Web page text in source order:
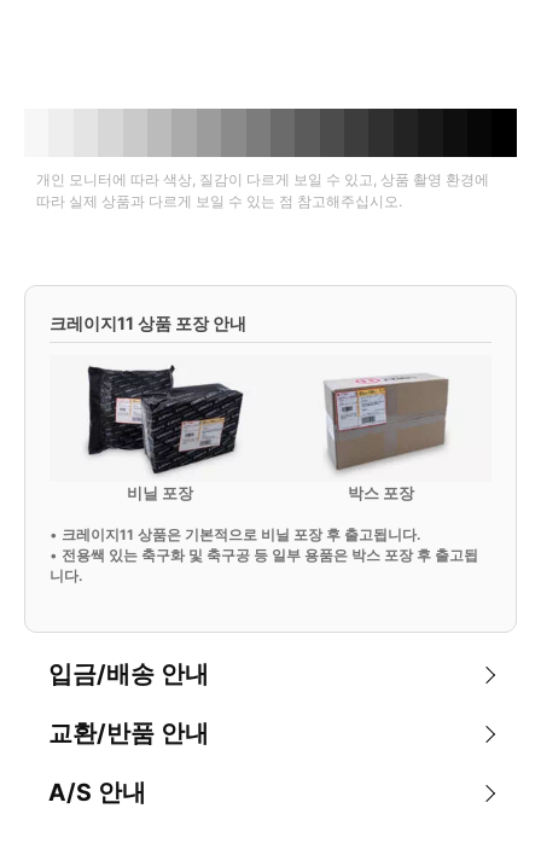
개인 모니터에 따라 색상, 질감이 다르게 보일 수 있고, 상품 촬영 환경에
따라 실제 상품과 다르게 보일 수 있는 점 참고해주십시오.
크레이지11 상품 포장 안내
비닐 포장 박스 포장
• 크레이지11 상품은 기본적으로 비닐 포장 후 출고됩니다.
• 전용쌕 있는 축구화 및 축구공 등 일부 용품은 박스 포장 후 출고됩
니다.
입금/배송 안내
교환/반품 안내
A/S 안내